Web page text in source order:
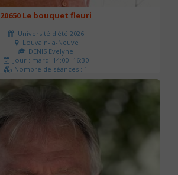
20650 Le bouquet fleuri
Université d'été 2026
Louvain-la-Neuve
DENIS Evelyne
Jour : mardi 14:00- 16:30
Nombre de séances : 1
60 €